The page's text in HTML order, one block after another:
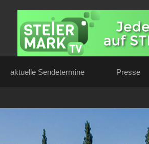
aktuelle Sendetermine Presse